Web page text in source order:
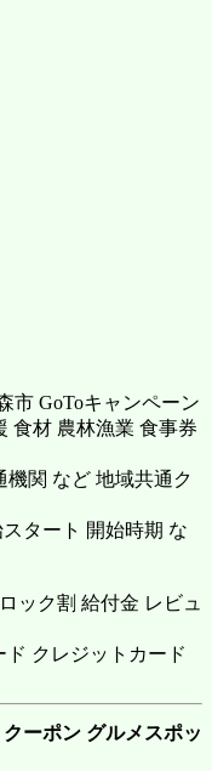
市 GoToキャンペーン
食材 農林漁業 食事券
関 など 地域共通ク
タート 開始時期 な
ック割 給付金 レビュ
クレジットカード
ーポン グルメスポッ